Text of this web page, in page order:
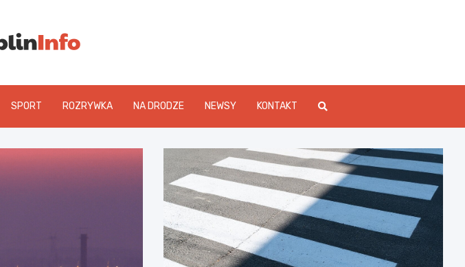
SPORT ROZRYWKA NA DRODZE NEWSY KONTAKT